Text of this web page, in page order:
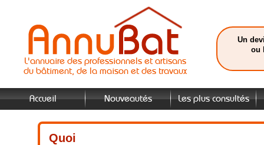
L'annuaire des professionnels et artisans
du bâtiment, de la maison et des travaux
Un
ou
Accueil Nouveautés Les plus consultés
Quoi